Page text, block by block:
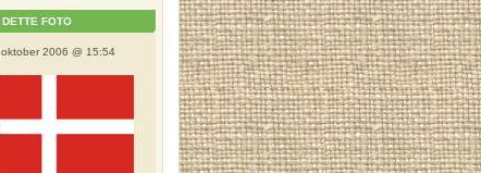
DETTE FOTO
2006 @ 15:54